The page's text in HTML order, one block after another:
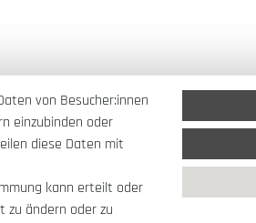
von Besucher:innen
einzubinden oder
diese Daten mit
kann erteilt oder
zu ändern oder zu